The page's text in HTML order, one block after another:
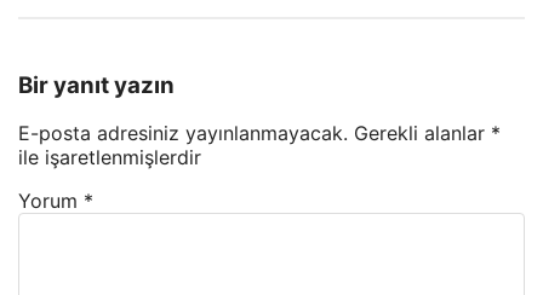
Bir yanıt yazın
E-posta adresiniz yayınlanmayacak. Gerekli alanlar *
ile işaretlenmişlerdir
Yorum *